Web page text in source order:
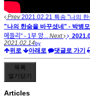
Prev2021.02.21 특송 "나의
"나의 한숨을 바꾸셨네" - 박병
메들리" - 1부 앙... Next
2021.02.14by
위로 아래로 댓글로 가기
목록
열기 닫기
Articles